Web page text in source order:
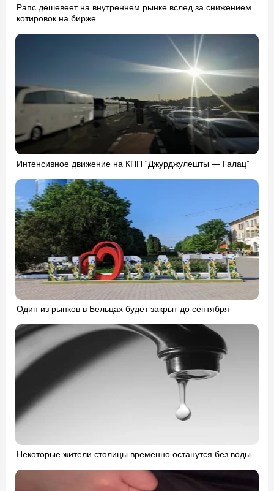
Рапс дешевеет на внутреннем рынке вслед за снижением
котировок на бирже
Интенсивное движение на КПП “Джурджулешты — Галац”
Один из рынков в Бельцах будет закрыт до сентября
Некоторые жители столицы временно останутся без воды